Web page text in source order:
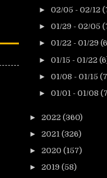
► 02/05 - 02/12
► 01/29 - 02/05
► 01/22 - 01/29
► 01/15 - 01/22
► 01/08 - 01/15
► 01/01 - 01/08
► 2022 (360)
► 2021 (326)
► 2020 (157)
► 2019 (58)